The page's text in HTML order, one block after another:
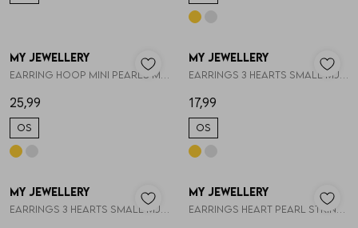
1 /2
My Jewellery
25,99
OS
1 /2
My Jewellery
17,99
OS
1 /2
My Jewellery 1 /2
My Jewellery